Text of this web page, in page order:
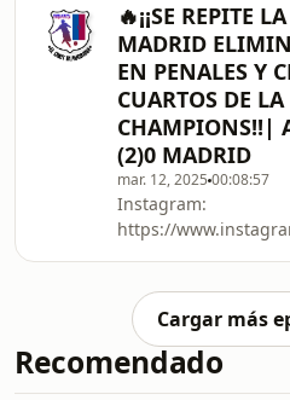
5ytB_-
https://kick.com/
🔥¡¡SE REPITE
MADRID
EN PENALES Y
CUARTOS DE LA
CHAMPIONS!!|
(2)0 MADRID
mar. 12, 2025 00:08:57
Instagram:
https://
5ytB_-
https://kick.com/
Cargar más
Recomendado